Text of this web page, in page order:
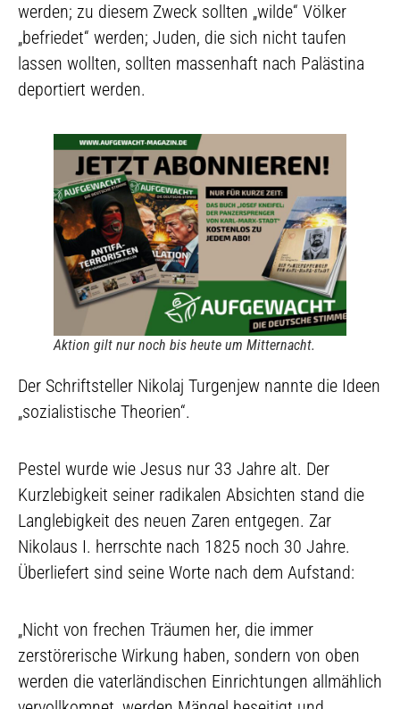
werden; zu diesem Zweck sollten „wilde“ Völker
„befriedet“ werden; Juden, die sich nicht taufen
lassen wollten, sollten massenhaft nach Palästina
deportiert werden.
Aktion gilt nur noch bis heute um Mitternacht.
Der Schriftsteller Nikolaj Turgenjew nannte die Ideen
„sozialistische Theorien“.
Pestel wurde wie Jesus nur 33 Jahre alt. Der
Kurzlebigkeit seiner radikalen Absichten stand die
Langlebigkeit des neuen Zaren entgegen. Zar
Nikolaus I. herrschte nach 1825 noch 30 Jahre.
Überliefert sind seine Worte nach dem Aufstand:
„Nicht von frechen Träumen her, die immer
zerstörerische Wirkung haben, sondern von oben
werden die vaterländischen Einrichtungen allmählich